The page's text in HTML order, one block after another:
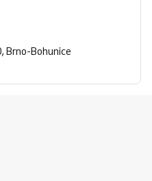
Brno-Bohunice